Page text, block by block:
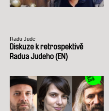
Radu Jude
Diskuze k retrospektivě
Radua Judeho (EN)